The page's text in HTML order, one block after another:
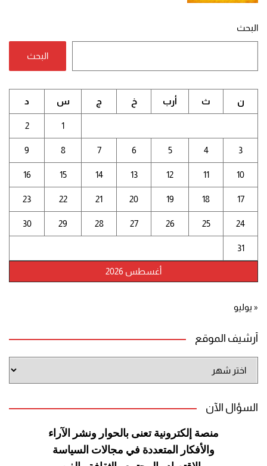
البحث
البحث
أغسطس 2026
ن ث أرب خ ج س د
1
2
3
4
5
6
7
8
9
10
11
12
13
14
15
16
17
18
19
20
21
22
23
24
25
26
27
28
29
30
31
« يوليو
أرشيف الموقع
الموقع
السؤال الآن
منصة إلكترونية تعنى بالحوار ونشر الآراء
والأفكار المتعددة في مجالات السياسة